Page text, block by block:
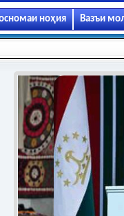
ноҳия Вазъи